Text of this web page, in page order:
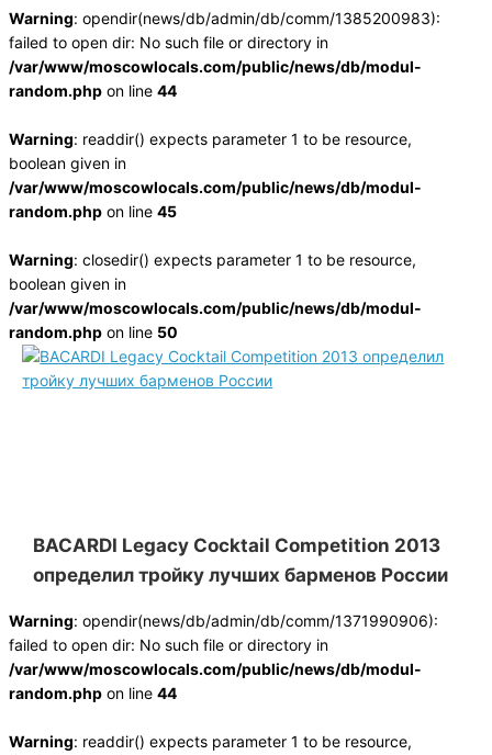
Warning: opendir(news/db/admin/db/comm/1385200983):
failed to open dir: No such file or directory in
/var/www/moscowlocals.com/public/news/db/modul-
random.phpon line 44
Warning: readdir() expects parameter 1 to be resource,
boolean given in
/var/www/moscowlocals.com/public/news/db/modul-
random.phpon line 45
Warning: closedir() expects parameter 1 to be resource,
boolean given in
/var/www/moscowlocals.com/public/news/db/modul-
random.phpon line 50
BACARDI Legacy Cocktail Competition 2013
определил тройку лучших барменов России
Warning: opendir(news/db/admin/db/comm/1371990906):
failed to open dir: No such file or directory in
/var/www/moscowlocals.com/public/news/db/modul-
random.phpon line 44
Warning: readdir() expects parameter 1 to be resource,